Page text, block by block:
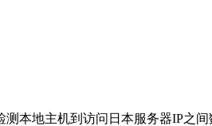
地主机到访问日本服务器IP之间